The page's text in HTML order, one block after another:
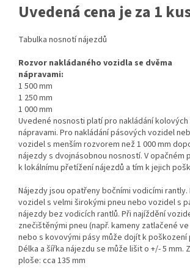
Uvedená cena je za 1
Tabulka nosnotí nájezdů
Rozvor nakládaného vozidla se dvěma
nápravami:
1 500 mm
1 250 mm
1 000 mm
Uvedené nosnosti platí pro nakládání
nápravami. Pro nakládání pásových vozidel
vozidel s menším rozvorem než 1 000 mm
nájezdy s dvojnásobnou nosností. V opačném
k lokálnímu přetížení nájezdů a tím k jejich
Nájezdy jsou opatřeny bočními vodicími rantly.
vozidel s velmi širokými pneu nebo vozidel s
nájezdy bez vodicích rantlů. Při najíždění
znečištěnými pneu (např. kameny zatlačené
nebo s kovovými pásy může dojít k poškození
Délka a šířka nájezdu se může lišit o +/- 5 mm.
ploše: cca 135 mm